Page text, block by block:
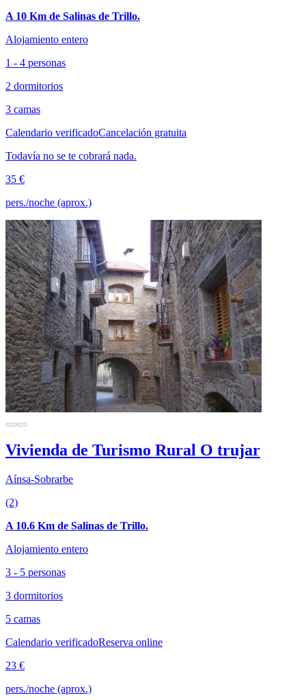
A 10 Km de Salinas de Trillo.
Alojamiento entero
1 - 4 personas
2 dormitorios
3 camas
Calendario verificadoCancelación gratuita
Todavía no se te cobrará nada.
35 €
pers./noche (aprox.)
Vivienda de Turismo Rural O trujar
Aínsa-Sobrarbe
(2)
A 10.6 Km de Salinas de Trillo.
Alojamiento entero
3 - 5 personas
3 dormitorios
5 camas
Calendario verificadoReserva online
23 €
pers./noche (aprox.)